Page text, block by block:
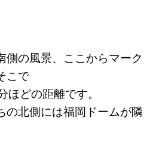
側の風景、ここからマーク
こで
ほどの距離です。
の北側には福岡ドームが隣